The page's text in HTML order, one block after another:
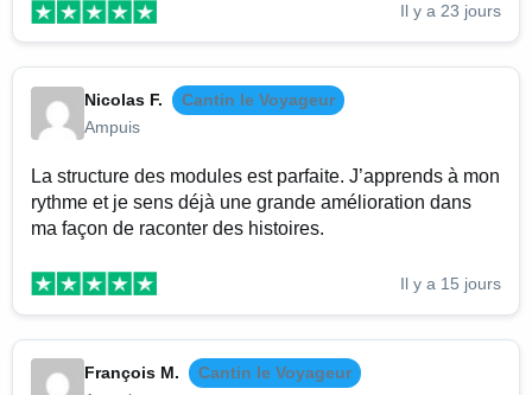
Il y a 23 jours
Nicolas F.
Cantin le Voyageur
Ampuis
La structure des modules est parfaite. J’apprends à mon
rythme et je sens déjà une grande amélioration dans
ma façon de raconter des histoires.
Il y a 15 jours
François M.
Cantin le Voyageur